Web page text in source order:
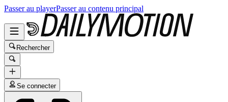
Passer au playerPasser au contenu principal
Rechercher
Se connecter